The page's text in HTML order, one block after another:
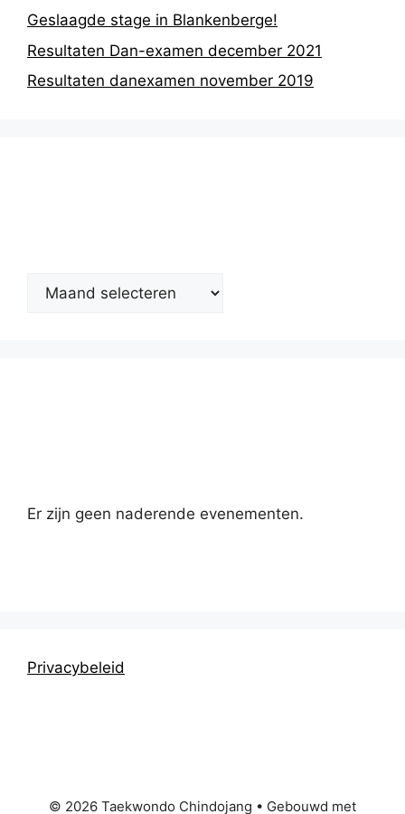
Geslaagde stage in Blankenberge!
Resultaten Dan-examen december 2021
Resultaten danexamen november 2019
Er zijn geen naderende evenementen.
Privacybeleid
© 2026 Taekwondo Chindojang • Gebouwd met